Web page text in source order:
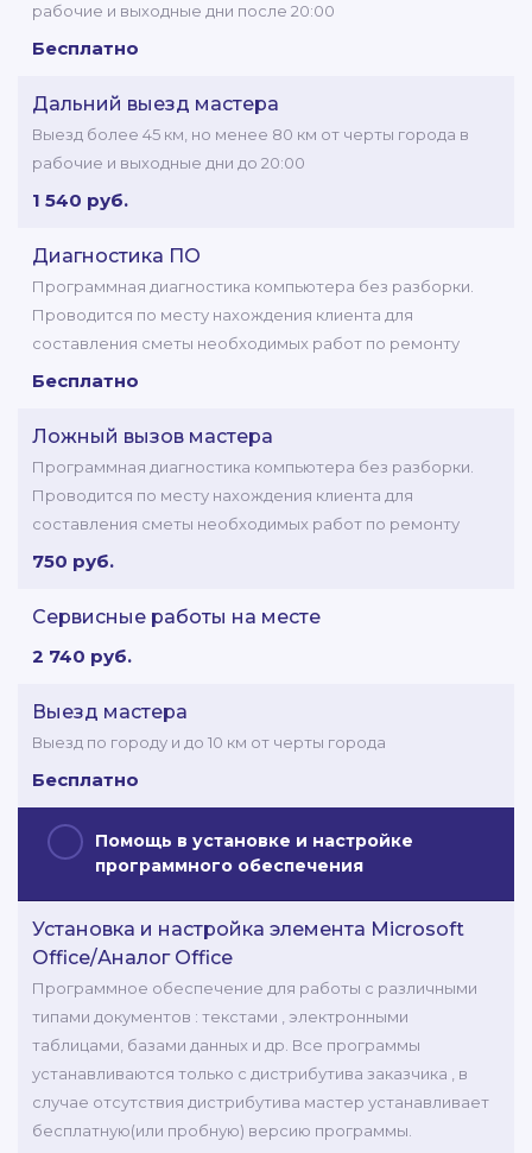
рабочие и выходные дни после 20:00
Бесплатно
Дальний выезд мастера
Выезд более 45 км, но менее 80 км от черты города в
рабочие и выходные дни до 20:00
1 540 руб.
Диагностика ПО
Программная диагностика компьютера без разборки.
Проводится по месту нахождения клиента для
составления сметы необходимых работ по ремонту
Бесплатно
Ложный вызов мастера
Программная диагностика компьютера без разборки.
Проводится по месту нахождения клиента для
составления сметы необходимых работ по ремонту
750 руб.
Сервисные работы на месте
2 740 руб.
Выезд мастера
Выезд по городу и до 10 км от черты города
Бесплатно
Помощь в установке и настройке
программного обеспечения
Установка и настройка элемента Microsoft
Office/Аналог Office
Программное обеспечение для работы с различными
типами документов : текстами , электронными
таблицами, базами данных и др. Все программы
устанавливаются только с дистрибутива заказчика , в
случае отсутствия дистрибутива мастер устанавливает
бесплатную(или пробную) версию программы.